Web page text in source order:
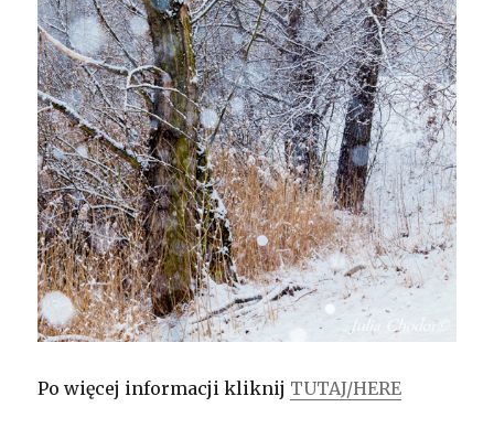
Po więcej informacji kliknij TUTAJ/HERE